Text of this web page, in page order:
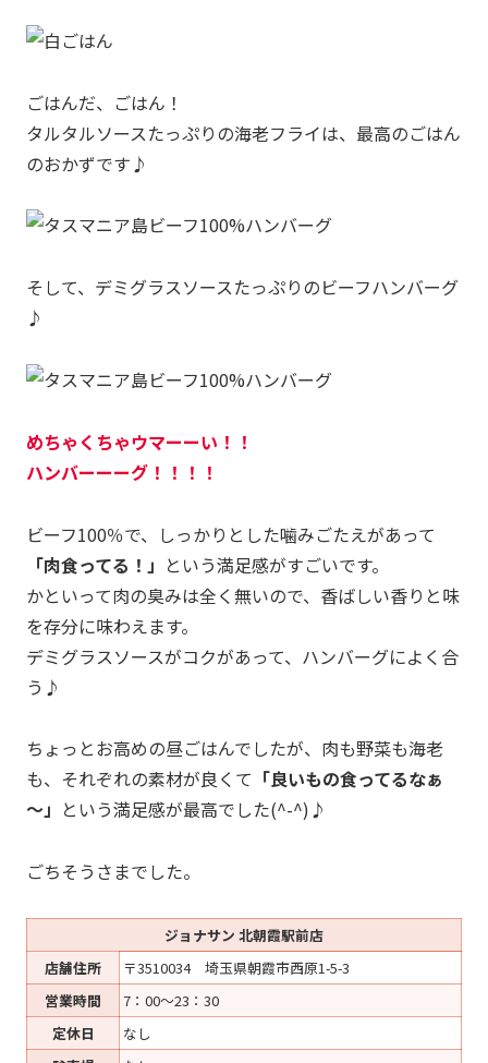
ごはんだ、ごはん！
タルタルソースたっぷりの海老フライは、最高のごはん
のおかずです♪
そして、デミグラスソースたっぷりのビーフハンバーグ
♪
めちゃくちゃウマーーい！！
ハンバーーーグ！！！！
ビーフ100％で、しっかりとした噛みごたえがあって
「肉食ってる！」 という満足感がすごいです。
かといって肉の臭みは全く無いので、香ばしい香りと味
を存分に味わえます。
デミグラスソースがコクがあって、ハンバーグによく合
う♪
ちょっとお高めの昼ごはんでしたが、肉も野菜も海老
も、それぞれの素材が良くて 「良いもの食ってるなぁ
～」 という満足感が最高でした(^-^)♪
ごちそうさまでした。
ジョナサン 北朝霞駅前店
店舗住所
〒3510034 埼玉県朝霞市西原1-5-3
営業時間
7：00～23：30
定休日
なし